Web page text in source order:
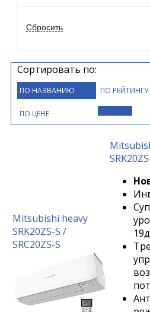
Сортировать по:
ПО НАЗВАНИЮ ПО РЕЙТИНГУ
ПО ЦЕНЕ
Mitsubishi heavy
SRK20ZS-S /
SRC20ZS-S